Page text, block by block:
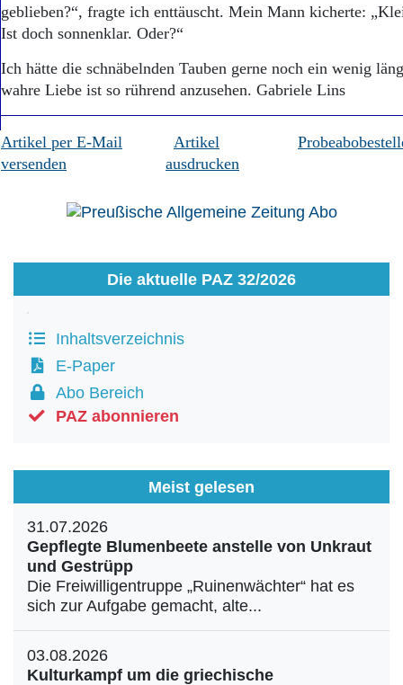
geblieben?“, fragte ich enttäuscht. Mein Mann kicherte:
Ist doch sonnenklar. Oder?“
Ich hätte die schnäbelnden Tauben gerne noch ein wenig
wahre Liebe ist so rührend anzusehen. Gabriele Lins
Artikel per E-Mail
versenden
Artikel
ausdrucken
Die aktuelle PAZ 32/2026
Inhaltsverzeichnis
E-Paper
Abo Bereich
PAZ abonnieren
Meist gelesen
31.07.2026
Gepflegte Blumenbeete anstelle von Unkraut
und Gestrüpp
Die Freiwilligentruppe „Ruinenwächter“ hat es
sich zur Aufgabe gemacht, alte...
03.08.2026
Kulturkampf um die griechische